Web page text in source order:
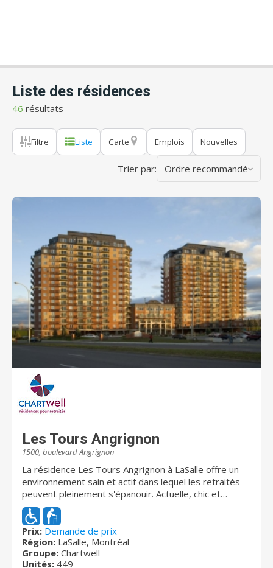
Liste des résidences
46 résultats
Filtre Liste Carte Emplois Nouvelles
Trier par: Ordre recommandé
Les Tours Angrignon
1500, boulevard Angrignon
La résidence Les Tours Angrignon à LaSalle offre un
environnement sain et actif dans lequel les retraités
peuvent pleinement s'épanouir. Actuelle, chic et
sécuritaire, elle offre à ses retraités une vie de
quartier enrichissante, à deux pas du Carrefour
Angrignon, de la station de métro Angrignon et du plus
bel espace vert de Montréal - le parc Angrignon. Nos
appartements, nos services et nos aires communes
Prix: Demande de prix
Région: LaSalle, Montréal
Groupe: Chartwell
Unités: 449